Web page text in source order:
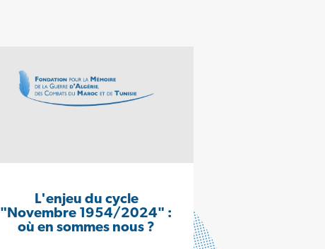
L'enjeu du cycle
"Novembre 1954/2024" :
où en sommes nous ?